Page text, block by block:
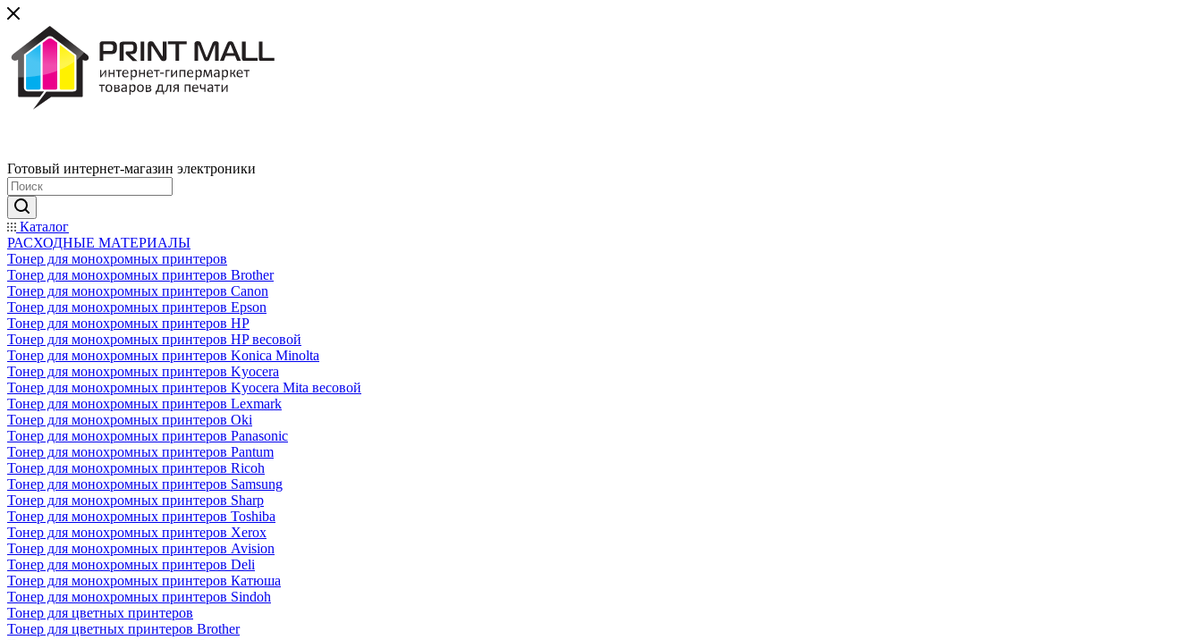
Готовый интернет-магазин электроники
Каталог
РАСХОДНЫЕ МАТЕРИАЛЫ
Тонер для монохромных принтеров
Тонер для монохромных принтеров Brother
Тонер для монохромных принтеров Canon
Тонер для монохромных принтеров Epson
Тонер для монохромных принтеров HP
Тонер для монохромных принтеров HP весовой
Тонер для монохромных принтеров Konica Minolta
Тонер для монохромных принтеров Kyocera
Тонер для монохромных принтеров Kyocera Mita весовой
Тонер для монохромных принтеров Lexmark
Тонер для монохромных принтеров Oki
Тонер для монохромных принтеров Panasonic
Тонер для монохромных принтеров Pantum
Тонер для монохромных принтеров Ricoh
Тонер для монохромных принтеров Samsung
Тонер для монохромных принтеров Sharp
Тонер для монохромных принтеров Toshiba
Тонер для монохромных принтеров Xerox
Тонер для монохромных принтеров Avision
Тонер для монохромных принтеров Deli
Тонер для монохромных принтеров Катюша
Тонер для монохромных принтеров Sindoh
Тонер для цветных принтеров
Тонер для цветных принтеров Brother